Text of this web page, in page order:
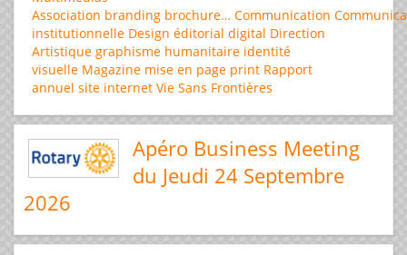
Association branding brochure… Communication
institutionnelle Design éditorial digital Direction
Artistique graphisme humanitaire identité
visuelle Magazine mise en page print Rapport
annuel site internet Vie Sans Frontières
Apéro Business Meeting
du Jeudi 24 Septembre
2026